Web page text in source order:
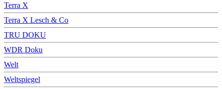
Terra X
Terra X Lesch & Co
TRU DOKU
WDR Doku
Welt
Weltspiegel